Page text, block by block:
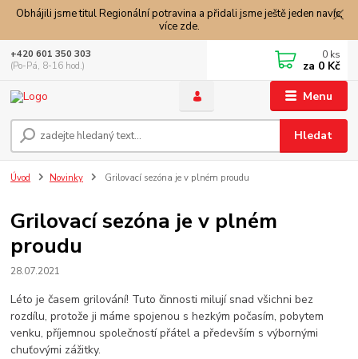
Obhájili jsme titul Regionální potravina a přidali jsme ještě jeden navíc,
více zde.
Menu
Hledat
+420 601 350 303
(Po-Pá, 8-16 hod.)
0 ks
za 0 Kč
Úvod Novinky Grilovací sezóna je v plném proudu
Grilovací sezóna je v plném
proudu
28.07.2021
Léto je časem grilování! Tuto činnosti milují snad všichni bez
rozdílu, protože ji máme spojenou s hezkým počasím, pobytem
venku, příjemnou společností přátel a především s výbornými
chuťovými zážitky.